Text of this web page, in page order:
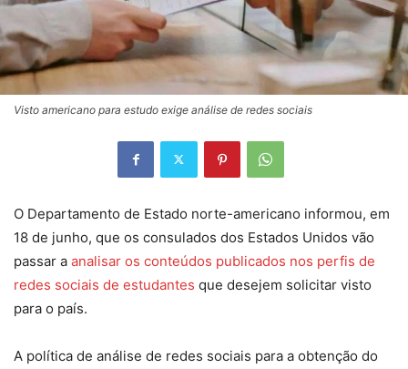
Visto americano para estudo exige análise de redes sociais
O Departamento de Estado norte-americano informou, em
18 de junho, que os consulados dos Estados Unidos vão
passar a analisar os conteúdos publicados nos perfis de
redes sociais de estudantes que desejem solicitar visto
para o país.
A política de análise de redes sociais para a obtenção do